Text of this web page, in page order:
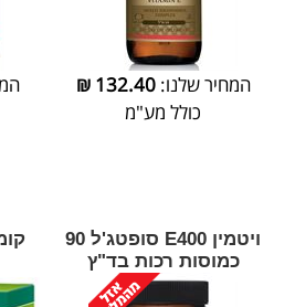
המחיר שלנו:132.40
₪
כולל מע"מ
ויטמין E400 סופטג'ל 90
כמוסות רכות בד"ץ